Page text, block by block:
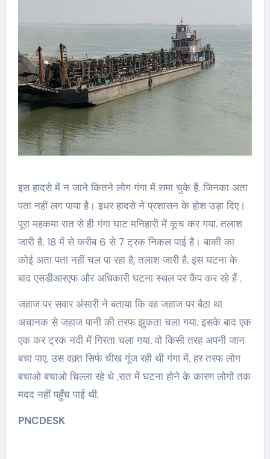
इस हादसे में न जाने कितने लोग गंगा में समा चुके हैं. जिनका अता
पता नहीं लग पाया है। इधर हादसे ने प्रशासन के होश उड़ा दिए।
पूरा महकमा रात से ही गंगा घाट मनिहारी में कूच कर गया. तलाश
जारी है. 18 में से करीब 6 से 7 ट्रक निकल पाई है। बाकी का
कोई अता पता नहीं चल पा रहा है, तलाश जारी है. इस घटना के
बाद एसडीआरएफ और अधिकारी घटना स्थल पर कैंप कर रहे हैं .
जहाज पर सवार अंसारी ने बताया कि वह जहाज पर बैठा था
अचानक से जहाज पानी की तरफ झुकता चला गया. इसके बाद एक
एक कर ट्रक नदी में गिरता चला गया. वो किसी तरह अपनी जान
बचा पाए. उस वक़्त सिर्फ चीख गूंज रही थी गंगा में. हर तरफ लोग
बचाओ बचाओ चिल्ला रहे थे ,रात में घटना होने के कारण लोगों तक
मदद नहीं पहुँच पाई थी.
PNCDESK